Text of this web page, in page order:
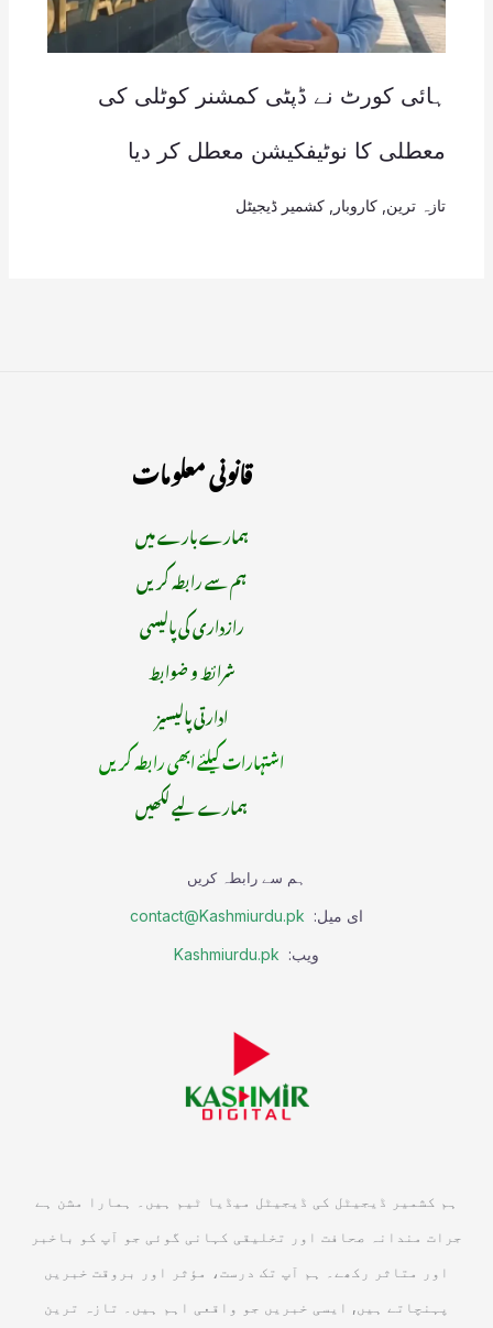
ہائی کورٹ نے ڈپٹی کمشنر کوٹلی کی
معطلی کا نوٹیفکیشن معطل کر دیا
تازہ ترین کاروبار کشمیر ڈیجیٹل
قانونی معلومات
ہمارے بارے میں
ہم سے رابطہ کریں
رازداری کی پالیسی
شرائط و ضوابط
ادارتی پالیسیز
اشتہارات کیلئے ابھی رابطہ کریں
ہمارے لیے لکھیں
ہم سے رابطہ کریں
ای میل: contact@Kashmiurdu.pk
ویب: Kashmiurdu.pk
ہم کشمیر ڈیجیٹل کی ڈیجیٹل میڈیا ٹیم ہیں۔ ہمارا مشن ہے
جرات مندانہ صحافت اور تخلیقی کہانی گوئی جو آپ کو باخبر
اور متاثر رکھے۔ ہم آپ تک درست، مؤثر اور بروقت خبریں
پہنچاتے ہیں, ایسی خبریں جو واقعی اہم ہیں۔ تازہ ترین